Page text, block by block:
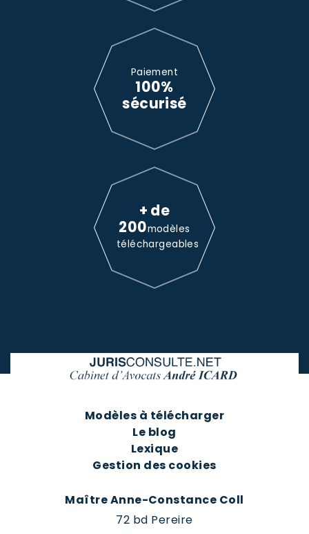
Paiement
100%
sécurisé
+ de
200modèles
téléchargeables
Modèles à télécharger
Le blog
Lexique
Gestion des cookies
Maître Anne-Constance Coll
72 bd Pereire